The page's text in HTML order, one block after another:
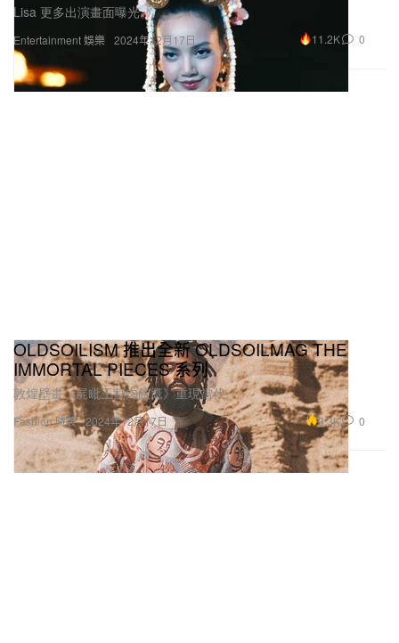
Entertainment 娛樂
Lisa 更多出演畫面曝光。
2024年12月17日 11.2K 0
Fashion 時裝
OLDSOILISM 推出全新 OLDSOILMAG THE
IMMORTAL PIECES 系列
敦煌壁畫《屍毗王割肉餵鷹》重現當代。
2024年12月17日 3.3K 0